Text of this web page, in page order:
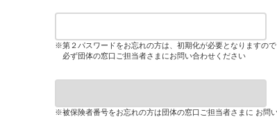
※第２パスワードをお忘れの方は、初期化が必要となりますの
必ず団体の窓口ご担当者さまにお問い合わせください
※被保険者番号をお忘れの方は団体の窓口ご担当者さまに お問